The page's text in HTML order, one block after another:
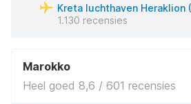
Kreta luchthaven Heraklion
1.130 recensies
Marokko
Heel goed 8,6 / 601 recensies